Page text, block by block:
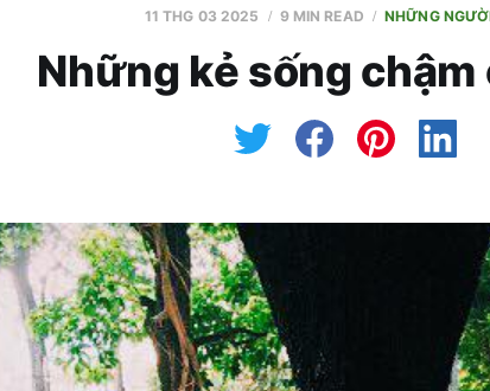
11 THG 03 2025 9 MIN READ NHỮNG
Những kẻ sống chậm